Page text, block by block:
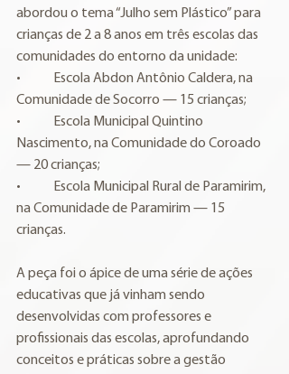
abordou o tema “Julho sem Plástico” para
crianças de 2 a 8 anos em três escolas das
comunidades do entorno da unidade:
•            Escola Abdon Antônio Caldera, na
Comunidade de Socorro — 15 crianças;
•            Escola Municipal Quintino
Nascimento, na Comunidade do Coroado
— 20 crianças;
•            Escola Municipal Rural de Paramirim,
na Comunidade de Paramirim — 15
crianças.
A peça foi o ápice de uma série de ações
educativas que já vinham sendo
desenvolvidas com professores e
profissionais das escolas, aprofundando
conceitos e práticas sobre a gestão